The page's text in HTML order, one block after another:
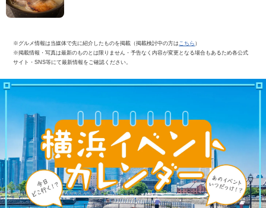
※グルメ情報は当媒体で先に紹介したものを掲載（掲載検討中の方は こちら ）
※掲載情報・写真は最新のものとは限りません・予告なく内容が変更となる場合もあるため各公式
サイト・SNS等にて最新情報をご確認ください。